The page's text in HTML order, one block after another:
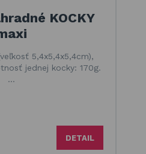
KOCKY
5,4x5,4x5,4cm),
jednej kocky: 170g.
…
DETAIL